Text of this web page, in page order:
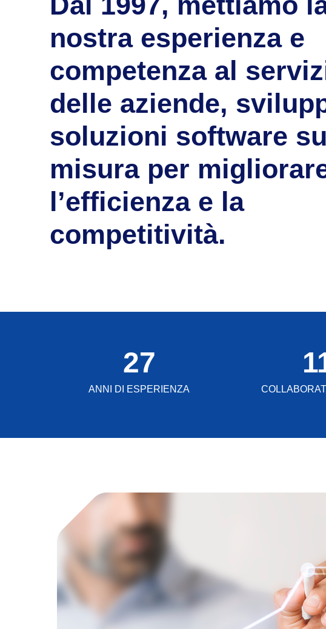
nostra esperienza e
competenza al
delle aziende,
soluzioni software su
misura per
l’efficienza e la
competitività.
ANNI DI ESPERIENZA
27